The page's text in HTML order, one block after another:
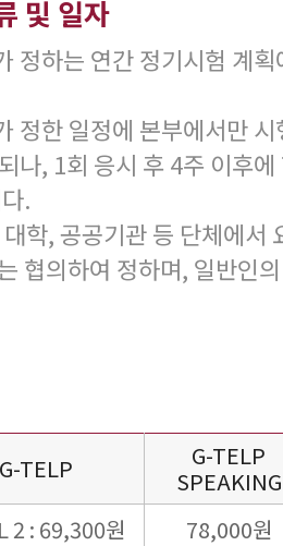
및 일자
정하는 연간 정기시험 계
정한 일정에 본부에서만
나, 1회 응시 후 4주 이후
.
학, 공공기관 등 단체에서
협의하여 정하며, 일반인
G-TELP
G-TELP
SPEAKING
2 : 69,300원 78,000원